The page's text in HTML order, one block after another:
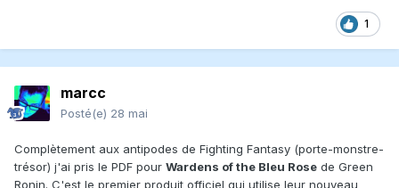
1
marcc
Posté(e) 28 mai
Complètement aux antipodes de Fighting Fantasy (porte-monstre-
trésor) j'ai pris le PDF pour Wardens of the Bleu Rose de Green
Ronin. C'est le premier produit officiel qui utilise leur nouveau